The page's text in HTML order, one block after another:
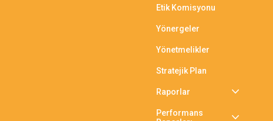
Etik Komisyonu
Yönergeler
Yönetmelikler
Stratejik Plan
Raporlar
Performans